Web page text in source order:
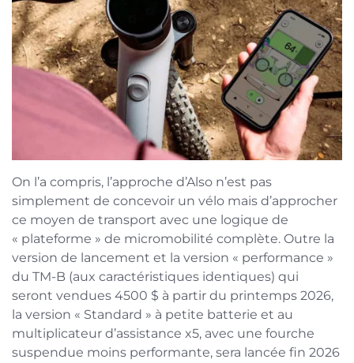
On l’a compris, l’approche d’Also n’est pas
simplement de concevoir un vélo mais d’approcher
ce moyen de transport avec une logique de
« plateforme » de micromobilité complète. Outre la
version de lancement et la version « performance »
du TM-B (aux caractéristiques identiques) qui
seront vendues 4500 $ à partir du printemps 2026,
la version « Standard » à petite batterie et au
multiplicateur d’assistance x5, avec une fourche
suspendue moins performante, sera lancée fin 2026